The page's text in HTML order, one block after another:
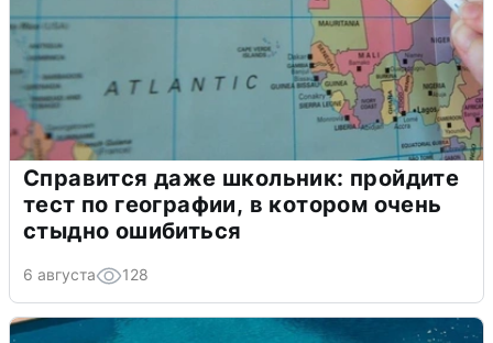
Справится даже школьник: пройдите
тест по географии, в котором очень
стыдно ошибиться
6 августа 128